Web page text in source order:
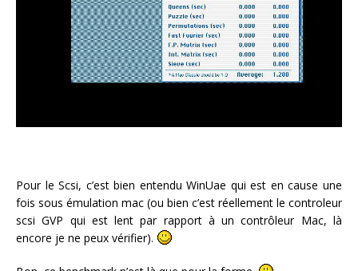
Pour le Scsi, c’est bien entendu WinUae qui est en cause une
fois sous émulation mac (ou bien c’est réellement le controleur
scsi GVP qui est lent par rapport à un contrôleur Mac, là
encore je ne peux vérifier).